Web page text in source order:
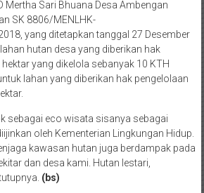
Mertha Sari Bhuana Desa Ambengan
SK 8806/MENLHK-
yang ditetapkan tanggal 27 Desember
hutan desa yang diberikan hak
yang dikelola sebanyak 10 KTH
lahan yang diberikan hak pengelolaan
sebagai eco wisata sisanya sebagai
oleh Kementerian Lingkungan Hidup.
kawasan hutan juga berdampak pada
dan desa kami. Hutan lestari,
(bs)